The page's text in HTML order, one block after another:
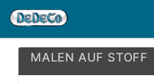
MALEN AUF STOFF